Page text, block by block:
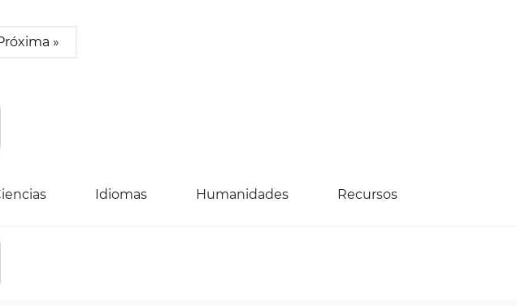
»
Idiomas Humanidades Recursos